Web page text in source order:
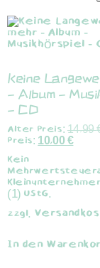
Keine
– Album –
– CD
Alter Preis: 14,99
Preis: 10,00 €
Kein
Kleinunternehmer
(1) UStG.
zzgl.
In den